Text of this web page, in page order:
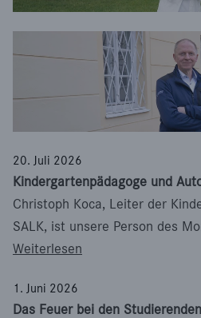
20. Juli 2026
Kindergartenpädagoge und
Christoph Koca, Leiter der
SALK, ist unsere Person des
Weiterlesen
1. Juni 2026
Das Feuer bei den